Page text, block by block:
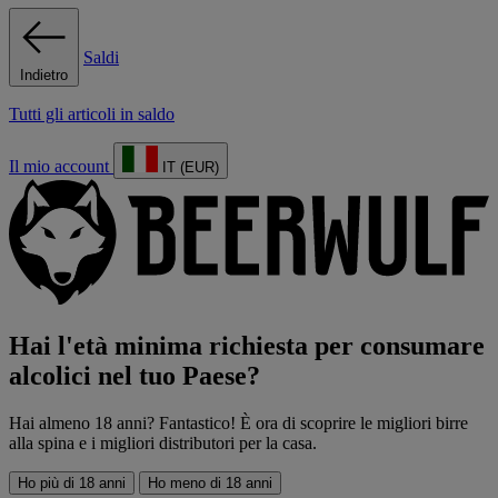
Indietro
Saldi
Tutti gli articoli in saldo
Il mio account IT (EUR)
Hai l'età minima richiesta per consumare
alcolici nel tuo Paese?
Hai almeno 18 anni? Fantastico! È ora di scoprire le migliori birre
alla spina e i migliori distributori per la casa.
Ho più di 18 anni Ho meno di 18 anni